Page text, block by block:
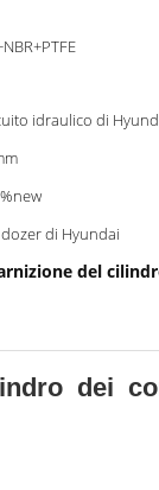
idraulico di
di Hyundai
del
dei